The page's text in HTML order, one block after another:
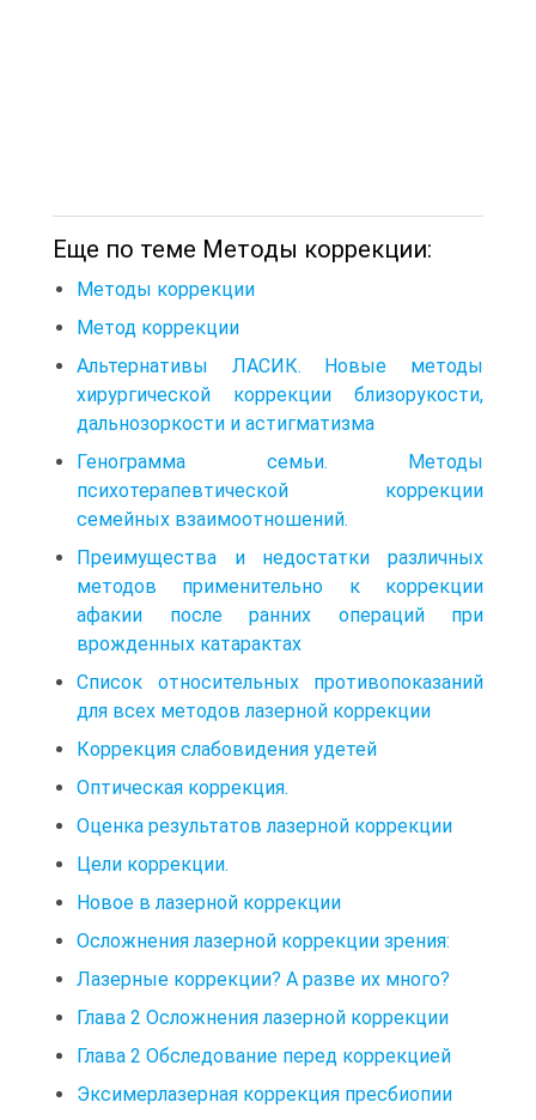
Еще по теме Методы коррекции:
Методы коррекции
Метод коррекции
Альтернативы ЛАСИК. Новые методы
хирургической коррекции близорукости,
дальнозоркости и астигматизма
Генограмма семьи. Методы
психотерапевтической коррекции
семейных взаимоотношений.
Преимущества и недостатки различных
методов применительно к коррекции
афакии после ранних операций при
врожденных катарактах
Список относительных противопоказаний
для всех методов лазерной коррекции
Коррекция слабовидения удетей
Оптическая коррекция.
Оценка результатов лазерной коррекции
Цели коррекции.
Новое в лазерной коррекции
Осложнения лазерной коррекции зрения:
Лазерные коррекции? А разве их много?
Глава 2 Осложнения лазерной коррекции
Глава 2 Обследование перед коррекцией
Эксимерлазерная коррекция пресбиопии